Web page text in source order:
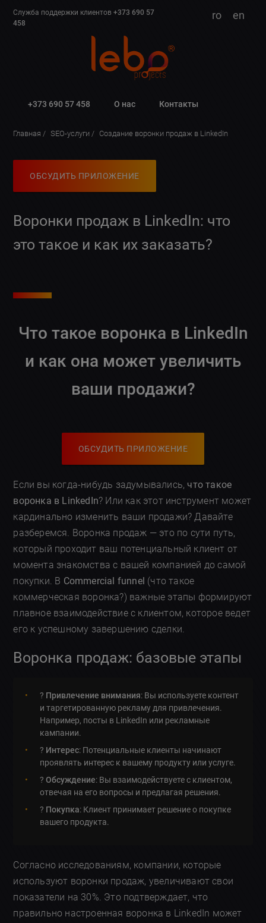
Служба поддержки клиентов+373 690 57
458
ro en
+373 690 57 458 О нас Контакты
Главная SEO-услуги Создание воронки продаж в LinkedIn
ОБСУДИТЬ ПРИЛОЖЕНИЕ
Воронки продаж в LinkedIn: что
это такое и как их заказать?
Что такое воронка в LinkedIn
и как она может увеличить
ваши продажи?
ОБСУДИТЬ ПРИЛОЖЕНИЕ
Если вы когда-нибудь задумывались, что такое
воронка в LinkedIn? Или как этот инструмент может
кардинально изменить ваши продажи? Давайте
разберемся. Воронка продаж — это по сути путь,
который проходит ваш потенциальный клиент от
момента знакомства с вашей компанией до самой
покупки. В Commercial funnel (что такое
коммерческая воронка?) важные этапы формируют
плавное взаимодействие с клиентом, которое ведет
его к успешному завершению сделки.
Воронка продаж: базовые этапы
? Привлечение внимания: Вы используете контент
и таргетированную рекламу для привлечения.
Например, посты в LinkedIn или рекламные
кампании.
? Интерес: Потенциальные клиенты начинают
проявлять интерес к вашему продукту или услуге.
?Обсуждение: Вы взаимодействуете с клиентом,
отвечая на его вопросы и предлагая решения.
? Покупка: Клиент принимает решение о покупке
вашего продукта.
Согласно исследованиям, компании, которые
используют воронки продаж, увеличивают свои
показатели на 30%. Это подтверждает, что
правильно настроенная воронка в LinkedIn может